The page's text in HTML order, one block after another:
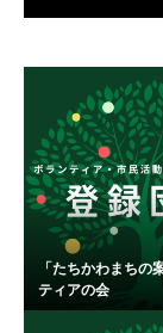
「たちかわまちの
ティアの会